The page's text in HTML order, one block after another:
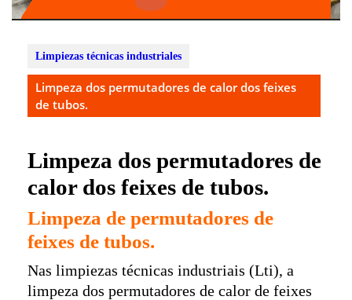
Open
Limpiezas técnicas industriales
Limpeza dos permutadores de calor dos feixes
de tubos.
Limpeza dos permutadores de
calor dos feixes de tubos.
Limpeza de permutadores de
feixes de tubos.
Nas limpiezas técnicas industriais (Lti), a
limpeza dos permutadores de calor de feixes